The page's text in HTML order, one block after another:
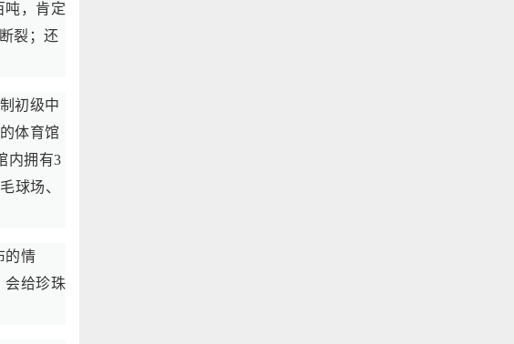
吨，肯定
裂；还
初级中
体育馆
内拥有3
球场、
的情
会给珍珠